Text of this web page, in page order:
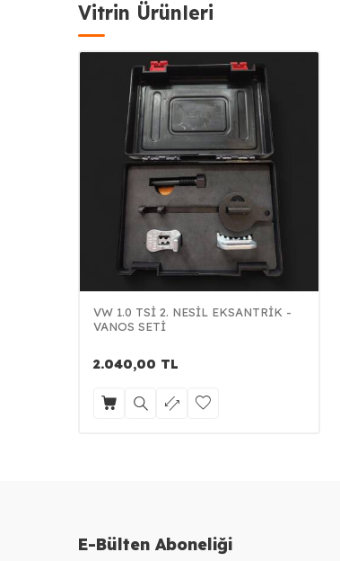
Vitrin Ürünleri
VW 1.0 TSİ 2. NESİL EKSANTRİK -
VANOS SETİ
2.040,00 TL
E-Bülten Aboneliği